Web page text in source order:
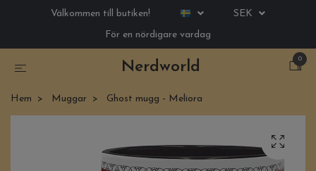
Välkommen till butiken!
SEK
För en nördigare vardag
Nerdworld
0
Hem Muggar Ghost mugg - Meliora